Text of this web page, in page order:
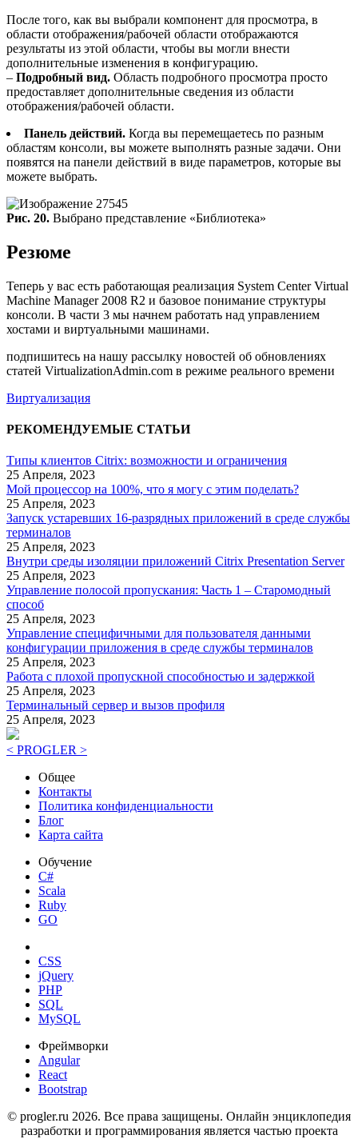
После того, как вы выбрали компонент для просмотра, в
области отображения/рабочей области отображаются
результаты из этой области, чтобы вы могли внести
дополнительные изменения в конфигурацию.
– Подробный вид. Область подробного просмотра просто
предоставляет дополнительные сведения из области
отображения/рабочей области.
Панель действий. Когда вы перемещаетесь по разным
областям консоли, вы можете выполнять разные задачи. Они
появятся на панели действий в виде параметров, которые вы
можете выбрать.
Рис. 20. Выбрано представление «Библиотека»
Резюме
Теперь у вас есть работающая реализация System Center Virtual
Machine Manager 2008 R2 и базовое понимание структуры
консоли. В части 3 мы начнем работать над управлением
хостами и виртуальными машинами.
подпишитесь на нашу рассылку новостей об обновлениях
статей VirtualizationAdmin.com в режиме реального времени
Виртуализация
РЕКОМЕНДУЕМЫЕ СТАТЬИ
Типы клиентов Citrix: возможности и ограничения
25 Апреля, 2023
Мой процессор на 100%, что я могу с этим поделать?
25 Апреля, 2023
Запуск устаревших 16-разрядных приложений в среде службы
терминалов
25 Апреля, 2023
Внутри среды изоляции приложений Citrix Presentation Server
25 Апреля, 2023
Управление полосой пропускания: Часть 1 – Старомодный
способ
25 Апреля, 2023
Управление специфичными для пользователя данными
конфигурации приложения в среде службы терминалов
25 Апреля, 2023
Работа с плохой пропускной способностью и задержкой
25 Апреля, 2023
Терминальный сервер и вызов профиля
25 Апреля, 2023
< PROGLER >
Общее
Контакты
Политика конфиденциальности
Блог
Карта сайта
Обучение
C#
Scala
Ruby
GO
CSS
jQuery
PHP
SQL
MySQL
Фреймворки
Angular
React
Bootstrap
© progler.ru 2026. Все права защищены. Онлайн энциклопедия
разработки и программирования является частью проекта